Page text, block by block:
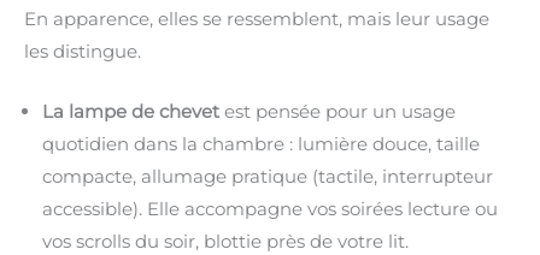
En apparence, elles se ressemblent, mais leur usage
les distingue.
La lampe de chevet est pensée pour un usage
quotidien dans la chambre : lumière douce, taille
compacte, allumage pratique (tactile, interrupteur
accessible). Elle accompagne vos soirées lecture ou
vos scrolls du soir, blottie près de votre lit.